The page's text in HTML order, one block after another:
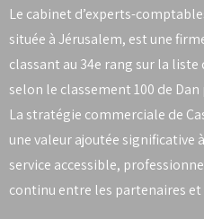
Le cabinet d’experts-
située à Jérusalem, est une
classant au 34e rang sur la
selon le classement 100 de Dan
La stratégie commerciale de
une valeur ajoutée significative
service accessible,
continu entre les partenaires